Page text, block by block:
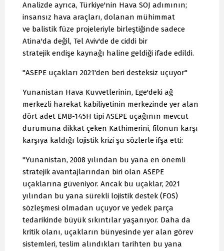
Analizde ayrıca, Türkiye'nin Hava SOJ adımının;
insansız hava araçları, dolanan mühimmat
ve balistik füze projeleriyle birleştiğinde sadece
Atina'da değil, Tel Aviv'de de ciddi bir
stratejik endişe kaynağı haline geldiği ifade edildi.
"ASEPE uçakları 2021'den beri desteksiz uçuyor"
Yunanistan Hava Kuvvetlerinin, Ege'deki ağ
merkezli harekat kabiliyetinin merkezinde yer alan
dört adet EMB-145H tipi ASEPE uçağının mevcut
durumuna dikkat çeken Kathimerini, filonun karşı
karşıya kaldığı lojistik krizi şu sözlerle ifşa etti:
"Yunanistan, 2008 yılından bu yana en önemli
stratejik avantajlarından biri olan ASEPE
uçaklarına güveniyor. Ancak bu uçaklar, 2021
yılından bu yana sürekli lojistik destek (FOS)
sözleşmesi olmadan uçuyor ve yedek parça
tedarikinde büyük sıkıntılar yaşanıyor. Daha da
kritik olanı, uçakların bünyesinde yer alan görev
sistemleri, teslim alındıkları tarihten bu yana